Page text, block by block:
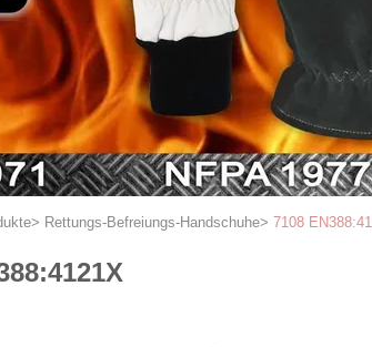
> Rettungs-Befreiungs-Handschuhe> 7108